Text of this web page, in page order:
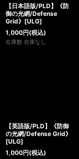
【日本語版/PLD】《防
御の光網/Defense
Grid》[ULG]
1,000円(税込)
在庫数 在庫なし
【英語版/PLD】《防御
の光網/Defense Grid》
[ULG]
1,000円(税込)